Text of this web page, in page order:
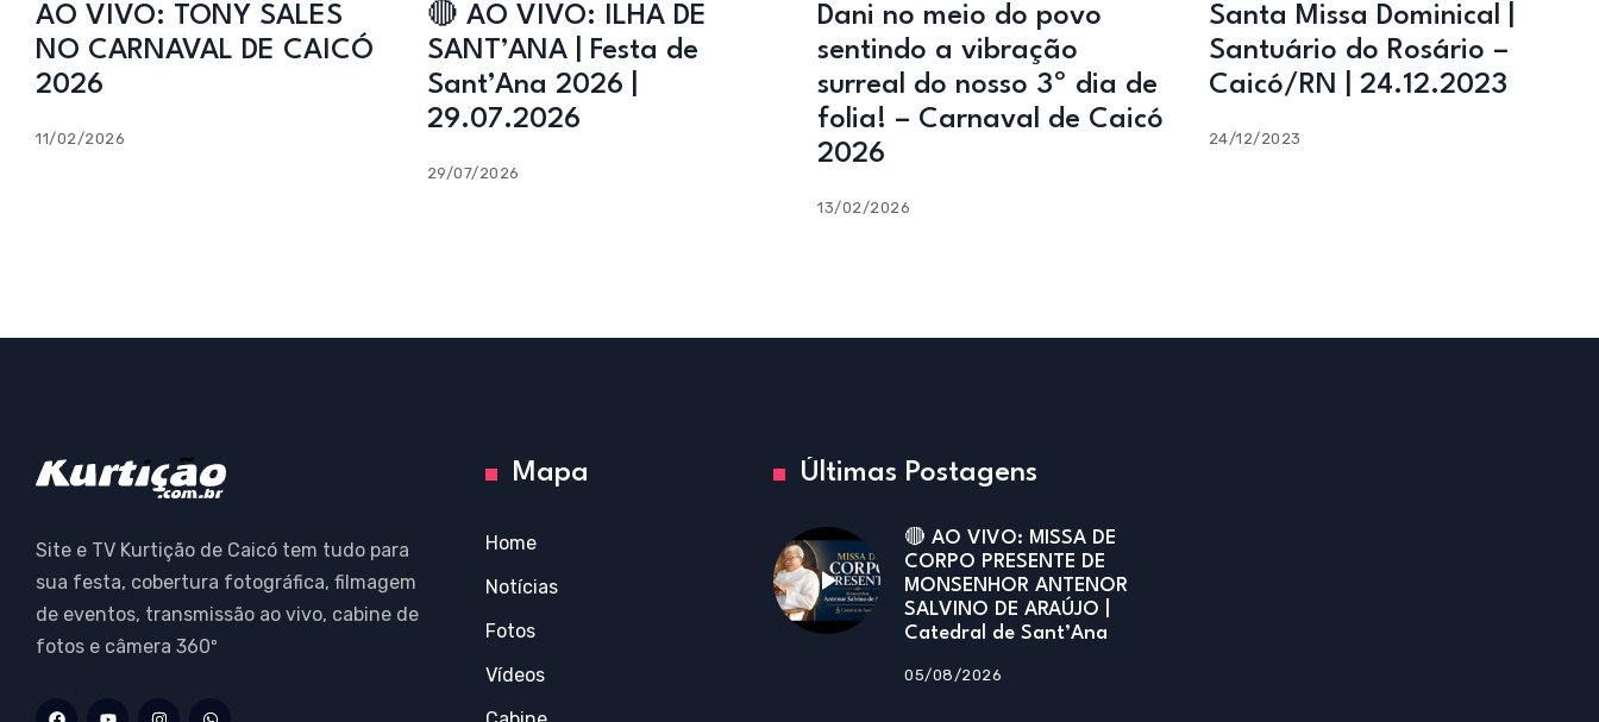
AO VIVO: TONY SALES
NO CARNAVAL DE CAICÓ
2026
11/02/2026
🔴 AO VIVO: ILHA DE
SANT’ANA | Festa de
Sant’Ana 2026 |
29.07.2026
29/07/2026
Dani no meio do povo
sentindo a vibração
surreal do nosso 3º dia de
folia! – Carnaval de Caicó
2026
13/02/2026
Santa Missa Dominical |
Santuário do Rosário –
Caicó/RN | 24.12.2023
24/12/2023
Site e TV Kurtição de Caicó tem tudo para
sua festa, cobertura fotográfica, filmagem
de eventos, transmissão ao vivo, cabine de
fotos e câmera 360º
Mapa
Home
Notícias
Fotos
Vídeos
Últimas Postagens
🔴 AO VIVO: MISSA DE
CORPO PRESENTE DE
MONSENHOR ANTENOR
SALVINO DE ARAÚJO |
Catedral de Sant’Ana
05/08/2026